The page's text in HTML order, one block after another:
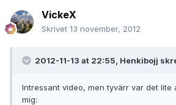
VickeX
Skrivet 13 november, 2012
2012-11-13 at 22:55, Henkibojj
Intressant video, men tyvärr var det
mig: